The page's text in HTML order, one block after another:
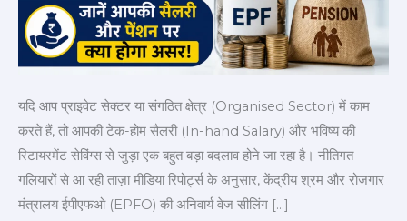
यदि आप प्राइवेट सेक्टर या संगठित क्षेत्र (Organised Sector) में काम
करते हैं, तो आपकी टेक-होम सैलरी (In-hand Salary) और भविष्य की
रिटायरमेंट सेविंग्स से जुड़ा एक बहुत बड़ा बदलाव होने जा रहा है। नीतिगत
गलियारों से आ रही ताज़ा मीडिया रिपोर्ट्स के अनुसार, केंद्रीय श्रम और रोजगार
मंत्रालय ईपीएफओ (EPFO) की अनिवार्य वेज सीलिंग […]
आपकी
इन-
हैंड
और
पेंशन
पर
नया
असर